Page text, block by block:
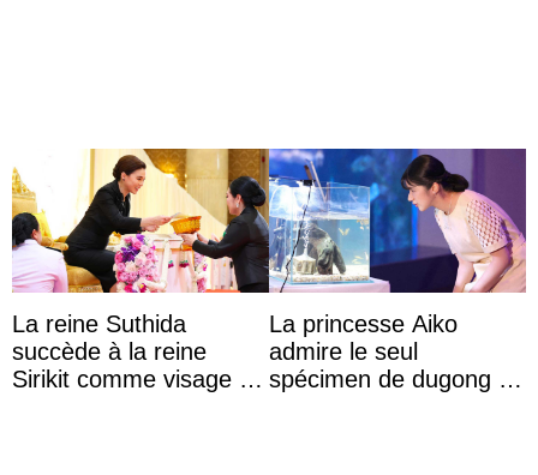
La reine Suthida
succède à la reine
Sirikit comme visage de
La princesse Aiko
admire le seul
spécimen de dugong en